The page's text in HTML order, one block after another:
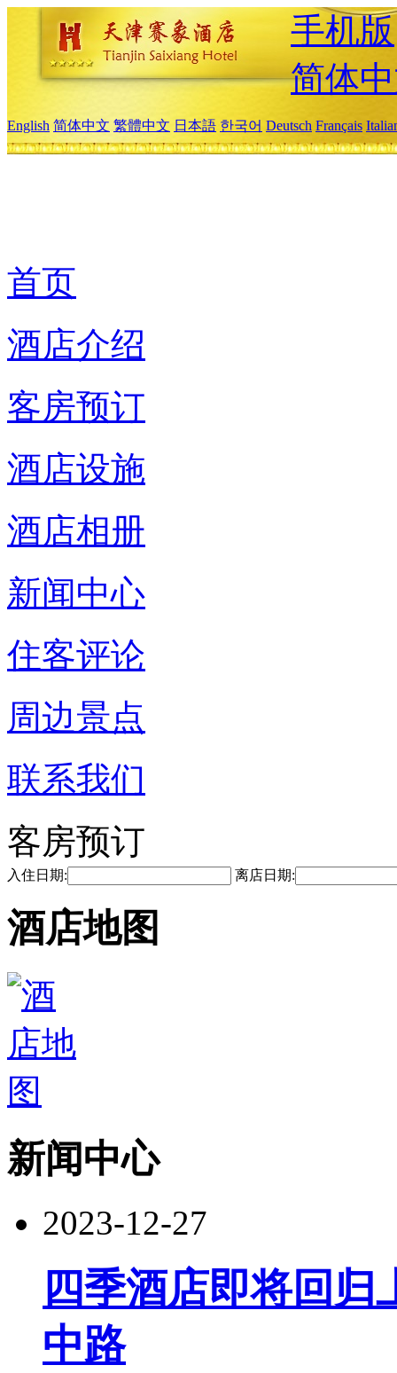
手机版
简体
English 简体中文 繁體中文 日本語 한국어 Deutsch Français
首页
酒店介绍
客房预订
酒店设施
酒店相册
新闻中心
住客评论
周边景点
联系我们
客房预订
入住日期: 离店日期:
酒店地图
新闻中心
2023-12-27
四季酒店即将回
中路